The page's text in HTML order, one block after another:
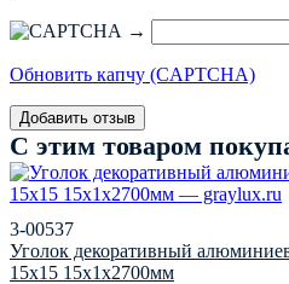
→
Обновить капчу (CAPTCHA)
С этим товаром
3-00537
Уголок декоративный
15х15 15х1х2700мм